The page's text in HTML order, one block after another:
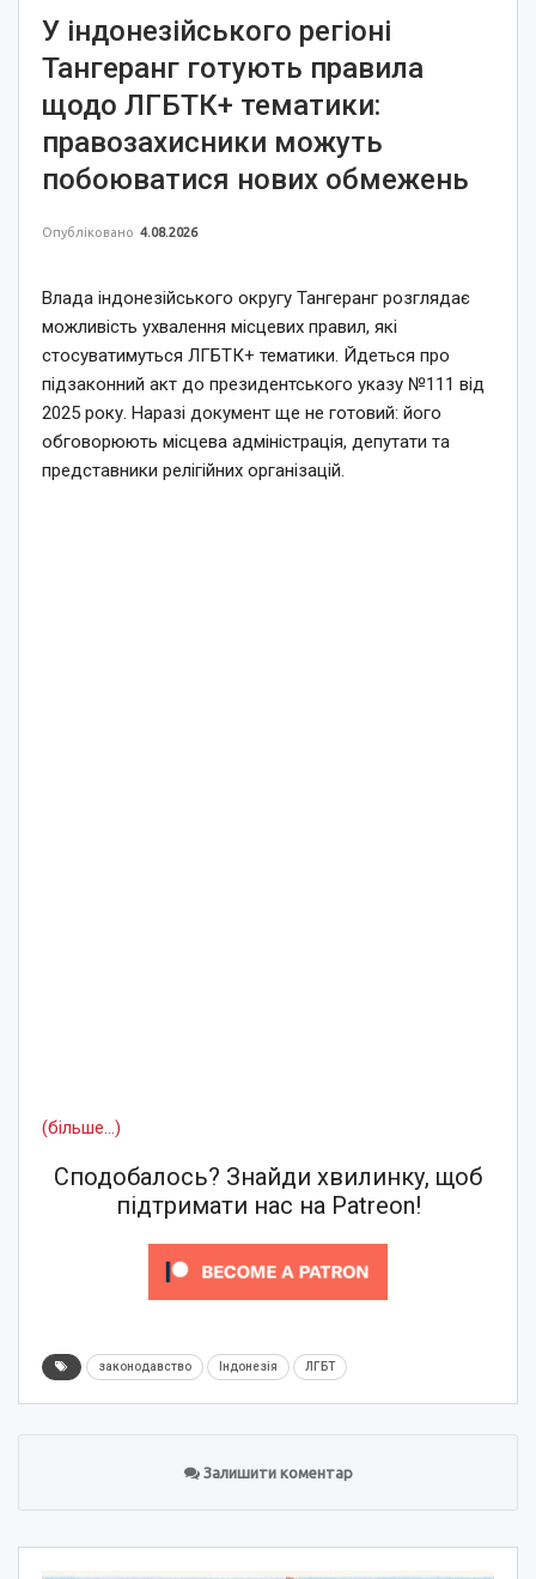
У індонезійського регіоні
Тангеранг готують правила
щодо ЛГБТК+ тематики:
правозахисники можуть
побоюватися нових обмежень
Опубліковано 4.08.2026
Влада індонезійського округу Тангеранг розглядає
можливість ухвалення місцевих правил, які
стосуватимуться ЛГБТК+ тематики. Йдеться про
підзаконний акт до президентського указу №111 від
2025 року. Наразі документ ще не готовий: його
обговорюють місцева адміністрація, депутати та
представники релігійних організацій.
(більше…)
Сподобалось? Знайди хвилинку, щоб
підтримати нас на Patreon!
законодавство Індонезія ЛГБТ
Залишити коментар